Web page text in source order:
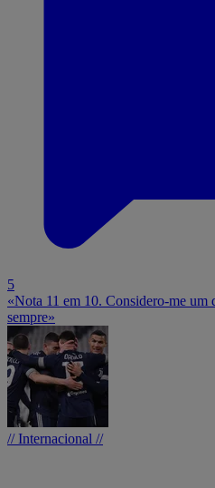
5
«Nota 11 em 10. Considero-me um
sempre»
// Internacional //